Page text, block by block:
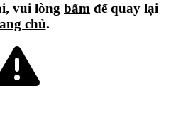
vui lòng bấm để quay lại
chủ.